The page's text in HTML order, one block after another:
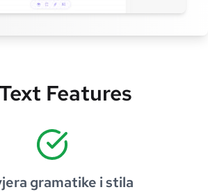
Features
gramatike i stila